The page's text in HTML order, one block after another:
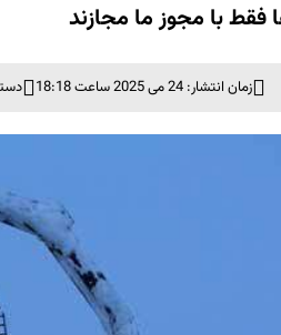
فقط با مجوز ما مجازند
زمان انتشار: 24 می 2025 ساعت 18:18